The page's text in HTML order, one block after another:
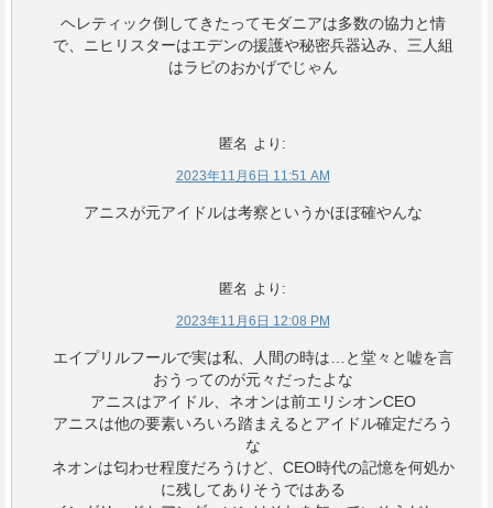
ヘレティック倒してきたってモダニアは多数の協力と情
で、ニヒリスターはエデンの援護や秘密兵器込み、三人組
はラピのおかげでじゃん
匿名 より:
2023年11月6日 11:51 AM
アニスが元アイドルは考察というかほぼ確やんな
匿名 より:
2023年11月6日 12:08 PM
エイプリルフールで実は私、人間の時は…と堂々と嘘を言
おうってのが元々だったよな
アニスはアイドル、ネオンは前エリシオンCEO
アニスは他の要素いろいろ踏まえるとアイドル確定だろう
な
ネオンは匂わせ程度だろうけど、CEO時代の記憶を何処か
に残してありそうではある